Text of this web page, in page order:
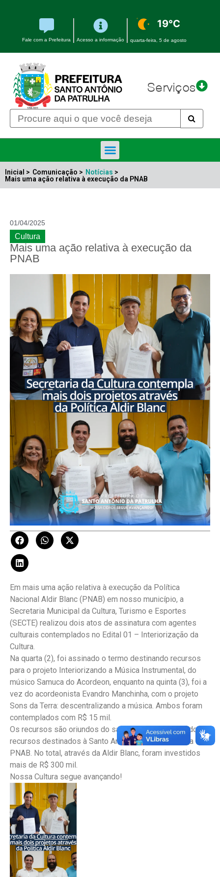
Fale com a Prefeitura Acesso a informação
19°C
quarta-feira, 5 de agosto
Serviços
Inicial > Comunicação > Notícias >
Mais uma ação relativa à execução da PNAB
01/04/2025
Cultura
Mais uma ação relativa à execução da
PNAB
Em mais uma ação relativa à execução da Política
Nacional Aldir Blanc (PNAB) em nosso município, a
Secretaria Municipal da Cultura, Turismo e Esportes
(SECTE) realizou dois atos de assinatura com agentes
culturais contemplados no Edital 01 – Interiorização da
Cultura.
Na quarta (2), foi assinado o termo destinando recursos
para o projeto Interiorizando a Música Instrumental, do
músico Samuca do Acordeon, enquanto na quinta (3), foi a
vez do acordeonista Evandro Manchinha, com o projeto
Sons da Terra: descentralizando a música. Ambos foram
contemplados com R$ 15 mil.
Os recursos são oriundos do saldo de rendimentos dos
recursos destinados à Santo Antônio da Patrulha pela
PNAB. No total, através da Aldir Blanc, foram investidos
mais de R$ 300 mil.
Nossa Cultura segue avançando!